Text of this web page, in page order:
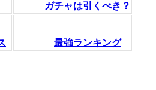
ガチャは引くべき？
最強ランキング